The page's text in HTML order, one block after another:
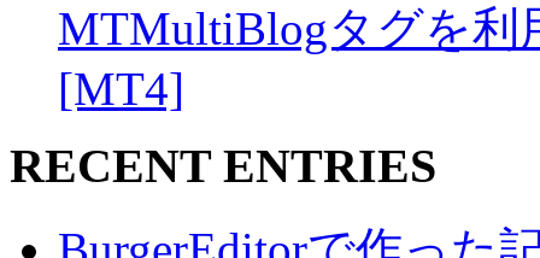
MTMultiBlogタグを利
[MT4]
RECENT ENTRIES